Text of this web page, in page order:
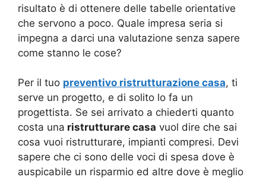
risultato è di ottenere delle tabelle orientative
che servono a poco. Quale impresa seria si
impegna a darci una valutazione senza sapere
come stanno le cose?
Per il tuo preventivo ristrutturazione casa, ti
serve un progetto, e di solito lo fa un
progettista. Se sei arrivato a chiederti quanto
costa una ristrutturare casa vuol dire che sai
cosa vuoi ristrutturare, impianti compresi. Devi
sapere che ci sono delle voci di spesa dove è
auspicabile un risparmio ed altre dove è meglio